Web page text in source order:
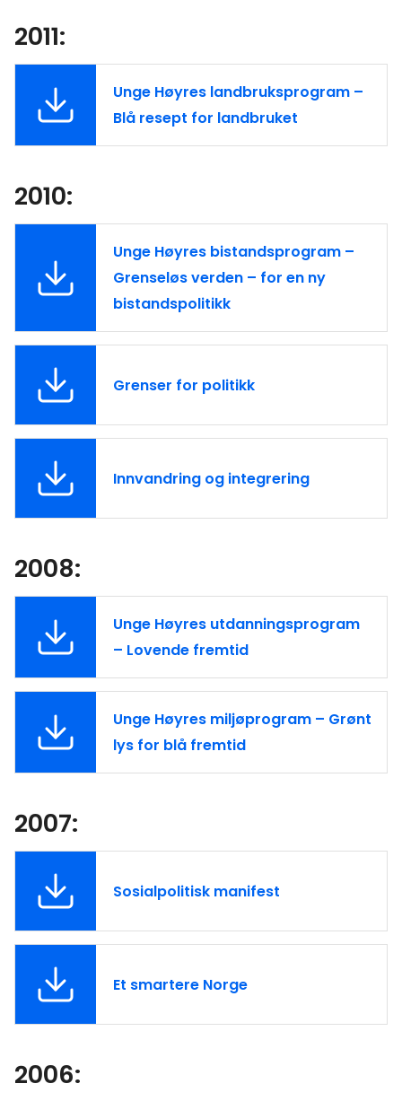
2011:
Unge Høyres landbruksprogram –
Blå resept for landbruket
2010:
Unge Høyres bistandsprogram –
Grenseløs verden – for en ny
bistandspolitikk
Grenser for politikk
Innvandring og integrering
2008:
Unge Høyres utdanningsprogram
– Lovende fremtid
Unge Høyres miljøprogram – Grønt
lys for blå fremtid
2007:
Sosialpolitisk manifest
Et smartere Norge
2006: